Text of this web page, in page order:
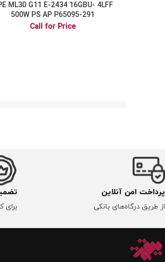
ML30 G11 E-2434 16GBU- 4LFF
500W PS AP P65095-291
Call for Price
پرداخت امن آنلاین
از طریق درگاه‌های بانکی برای